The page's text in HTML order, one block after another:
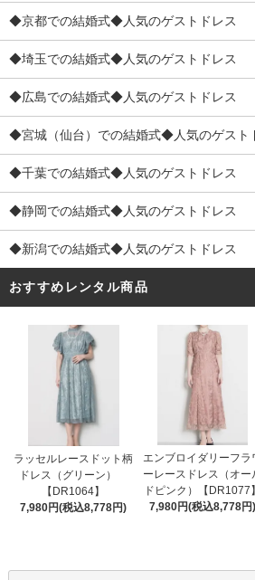
◆京都での結婚式◆人気のゲストドレス
◆埼玉での結婚式◆人気のゲストドレス
◆広島での結婚式◆人気のゲストドレス
◆宮城（仙台）での結婚式◆人気のゲスト
◆千葉での結婚式◆人気のゲストドレス
◆静岡での結婚式◆人気のゲストドレス
◆新潟での結婚式◆人気のゲストドレス
おすすめレンタル商品
ラッセルレースドット柄
ドレス（グリーン）
【DR1064】
7,980円(税込8,778円)
エンブロイダリーフラ
ーレースドレス（オー
ドピンク）【DR1077】
7,980円(税込8,778円)